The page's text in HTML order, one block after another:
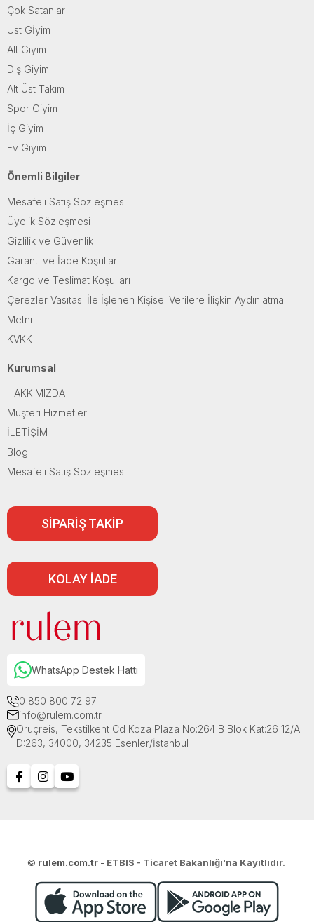
Çok Satanlar
Üst Gİyim
Alt Giyim
Dış Giyim
Alt Üst Takım
Spor Giyim
İç Giyim
Ev Giyim
Önemli Bilgiler
Mesafeli Satış Sözleşmesi
Üyelik Sözleşmesi
Gizlilik ve Güvenlik
Garanti ve İade Koşulları
Kargo ve Teslimat Koşulları
Çerezler Vasıtası İle İşlenen Kişisel Verilere İlişkin Aydınlatma
Metni
KVKK
Kurumsal
HAKKIMIZDA
Müşteri Hizmetleri
İLETİŞİM
Blog
Mesafeli Satış Sözleşmesi
SİPARİŞ TAKİP
KOLAY İADE
WhatsApp Destek Hattı
0 850 800 72 97
info@rulem.com.tr
Oruçreis, Tekstilkent Cd Koza Plaza No:264 B Blok Kat:26 12/A
D:263, 34000, 34235 Esenler/İstanbul
© rulem.com.tr - ETBIS - Ticaret Bakanlığı'na Kayıtlıdır.